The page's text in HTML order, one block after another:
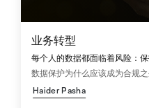
业务转型
每个人的数据都面临着风险：
数据保护为什么应该成为合规
Haider Pasha